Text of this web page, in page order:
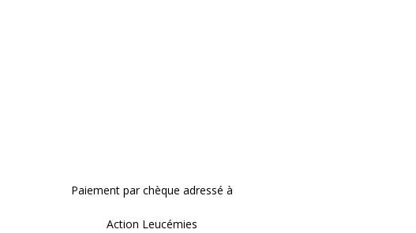
Paiement par chèque adressé à
Action Leucémies